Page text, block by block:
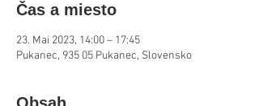
Čas a miesto
23. Mai 2023, 14:00 – 17:45
Pukanec, 935 05 Pukanec, Slovensko